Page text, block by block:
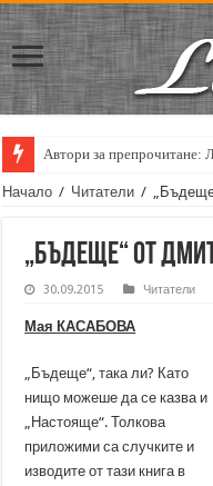
Автори за препрочитане:
Начало / Читатели /
„Бъдеще“ от
30.09.2015 Читатели
Мая КАСАБОВА
„Бъдеще“, така ли? Като
нищо можеше да се казва и
„Настояще“. Толкова
приложими са случките и
изводите от тази книга в